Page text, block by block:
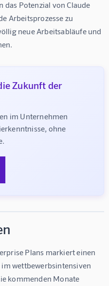
das Potenzial von Claude
Arbeitsprozesse zu
neue Arbeitsabläufe und
Zukunft der
im Unternehmen
ohne
Plans markiert einen
wettbewerbsintensiven
kommenden Monate